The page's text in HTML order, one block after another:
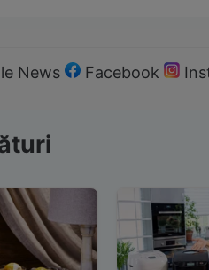
News Facebook